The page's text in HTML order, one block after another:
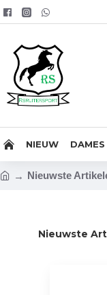
NIEUW DAMES
Nieuwste
Nieuwste